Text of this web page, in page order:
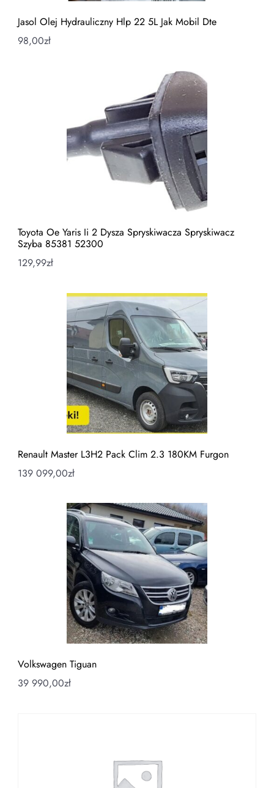
Jasol Olej Hydrauliczny Hlp 22 5L Jak Mobil Dte
98,00zł
Toyota Oe Yaris Ii 2 Dysza Spryskiwacza Spryskiwacz
Szyba 85381 52300
129,99zł
Renault Master L3H2 Pack Clim 2.3 180KM Furgon
139 099,00zł
Volkswagen Tiguan
39 990,00zł